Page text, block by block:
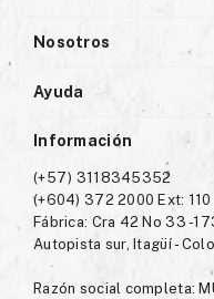
Nosotros
Ayuda
Información
(+57) 3118345352
(+604) 372 2000 Ext: 110
Fábrica: Cra 42 No 33 -
Autopista sur, Itagüí -
Razón social completa: